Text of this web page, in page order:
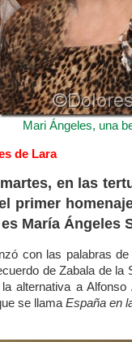
Mari Ángeles, una
de Lara
en las
primer
María Ángeles
con las palabras
de Zabala de la
alternativa a
se llamaEspaña en